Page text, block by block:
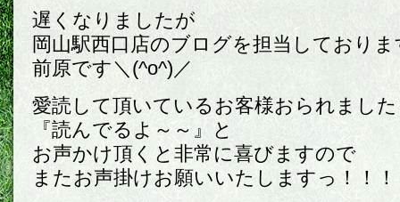
遅くなりましたが
岡山駅西口店のブログを担当しておりま
前原です＼(^o^)／
愛読して頂いているお客様おられまし
『読んでるよ～～』と
お声かけ頂くと非常に喜びますので
またお声掛けお願いいたしますっ！！！